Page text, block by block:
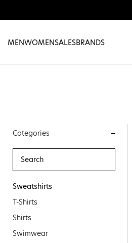
MENWOMENSALESBRANDS
Categories
Sweatshirts
T-Shirts
Shirts
Swimwear